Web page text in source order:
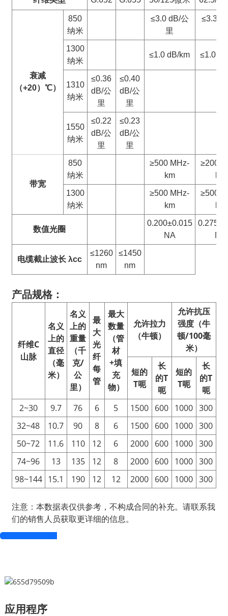
衰减
（+20） ℃）
850
纳米
≤3.0 dB/公
里
≤3.3
1300
纳米
≤1.0 dB/km ≤1.0
1310
纳米
≤0.36
dB/公
里
≤0.40
dB/公
里
1550
纳米
≤0.22
dB/公
里
≤0.23
dB/公
里
带宽
850
纳米
≥500 MHz-
km
≥200
1300
纳米
≥500 MHz-
km
≥500
数值光圈
0.200±0.015
NA
NA
电缆截止波长 λcc
≤1260
nm
≤1450
nm
产品规格：
纤维C
山脉
名义
上的
直径
（毫
米）
名义
上的
重量
（千
克/
公
里）
最
大
光
纤
每
管
最大
数量
（管
材
+填
充
物）
允许拉力
（牛顿）
允许抗压
强度（牛
顿/100毫
米）
短的
T呃
长
的T
呃
短的
T呃
长
的T
呃
2~30
9.7 76 6 5 1500 600 1000 300
32~48
10.7 90 8 6 1500 600 1000 300
50~72
11.6 110 12 6 2000 600 1000 300
74~96
13 135 12 8 2000 600 1000 300
98~144 15.1 190 12 12 2000 600 1000 300
注意：本数据表仅供参考，不构成合同的补充。请联系我
们的销售人员获取更详细的信息。
应用程序